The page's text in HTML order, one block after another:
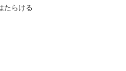
たらける